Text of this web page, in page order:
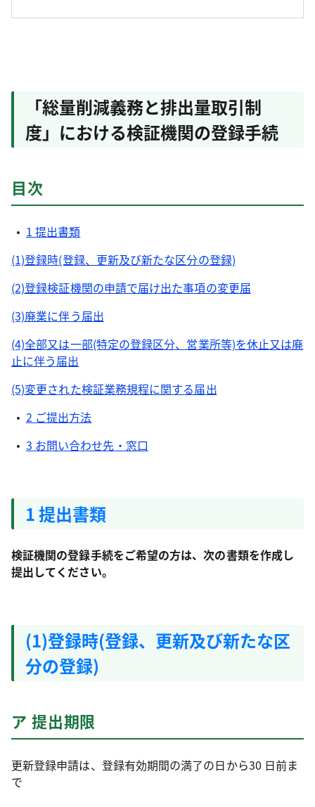
「総量削減義務と排出量取引制
度」における検証機関の登録手続
目次
1 提出書類
(1)登録時(登録、更新及び新たな区分の登録)
(2)登録検証機関の申請で届け出た事項の変更届
(3)廃業に伴う届出
(4)全部又は一部(特定の登録区分、営業所等)を休止又は廃
止に伴う届出
(5)変更された検証業務規程に関する届出
2 ご提出方法
3 お問い合わせ先・窓口
1 提出書類
検証機関の登録手続をご希望の方は、次の書類を作成し
提出してください。
(1)登録時(登録、更新及び新たな区
分の登録)
ア 提出期限
更新登録申請は、登録有効期間の満了の日から30 日前ま
で